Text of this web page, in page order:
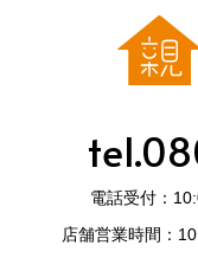
電話受付：
店舗営業時間：